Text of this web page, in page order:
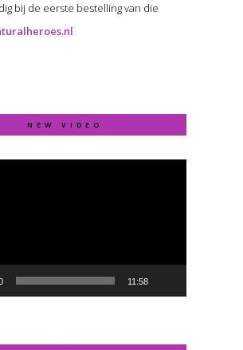
bij de eerste bestelling van die
NEW VIDEO
11:58